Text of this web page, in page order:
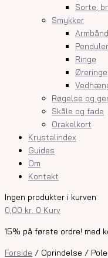
Sorte,
Smykker
Armbånd
Penduler
Ringe
Øreringe
Røgelse og
Skåle og fade
Orakelkort
Krystalindex
Guides
Om
Kontakt
Ingen produkter i kurven
0,00 kr. 0 Kurv
15% på første ordre! med
Forside / Oprindelse /